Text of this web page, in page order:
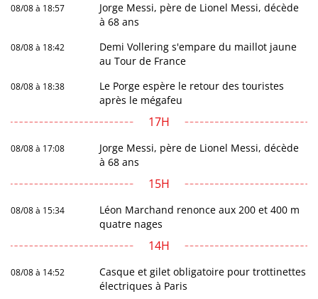
08/08 à 18:57
Jorge Messi, père de Lionel Messi, décède
à 68 ans
08/08 à 18:42
Demi Vollering s'empare du maillot jaune
au Tour de France
08/08 à 18:38
Le Porge espère le retour des touristes
après le mégafeu
17H
08/08 à 17:08
Jorge Messi, père de Lionel Messi, décède
à 68 ans
15H
08/08 à 15:34
Léon Marchand renonce aux 200 et 400 m
quatre nages
14H
08/08 à 14:52
Casque et gilet obligatoire pour trottinettes
électriques à Paris